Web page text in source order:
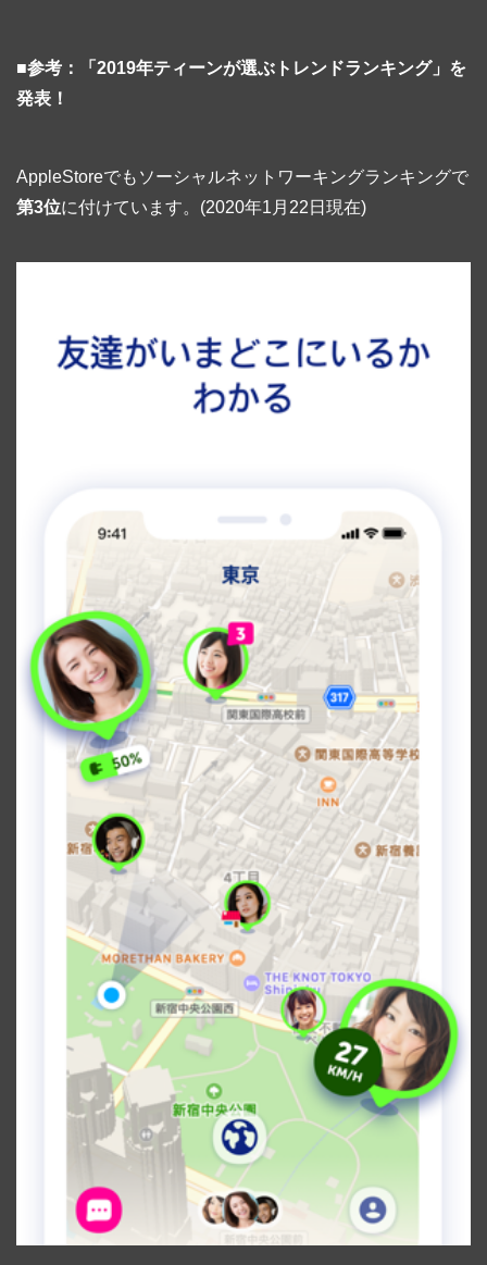
■参考：「2019年ティーンが選ぶトレンドランキング」を
発表！
AppleStoreでもソーシャルネットワーキングランキングで
第3位に付けています。(2020年1月22日現在)